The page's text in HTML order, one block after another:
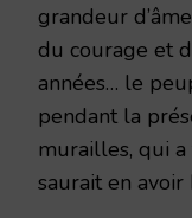
grandeur
du courage et
années… le
pendant la
murailles, qui
saurait en avoir